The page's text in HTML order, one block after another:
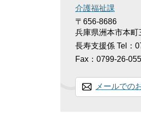
介護福祉課
〒656-8686
兵庫県洲本市本
長寿支援係 Tel：
Fax：0799-26-
メールでの